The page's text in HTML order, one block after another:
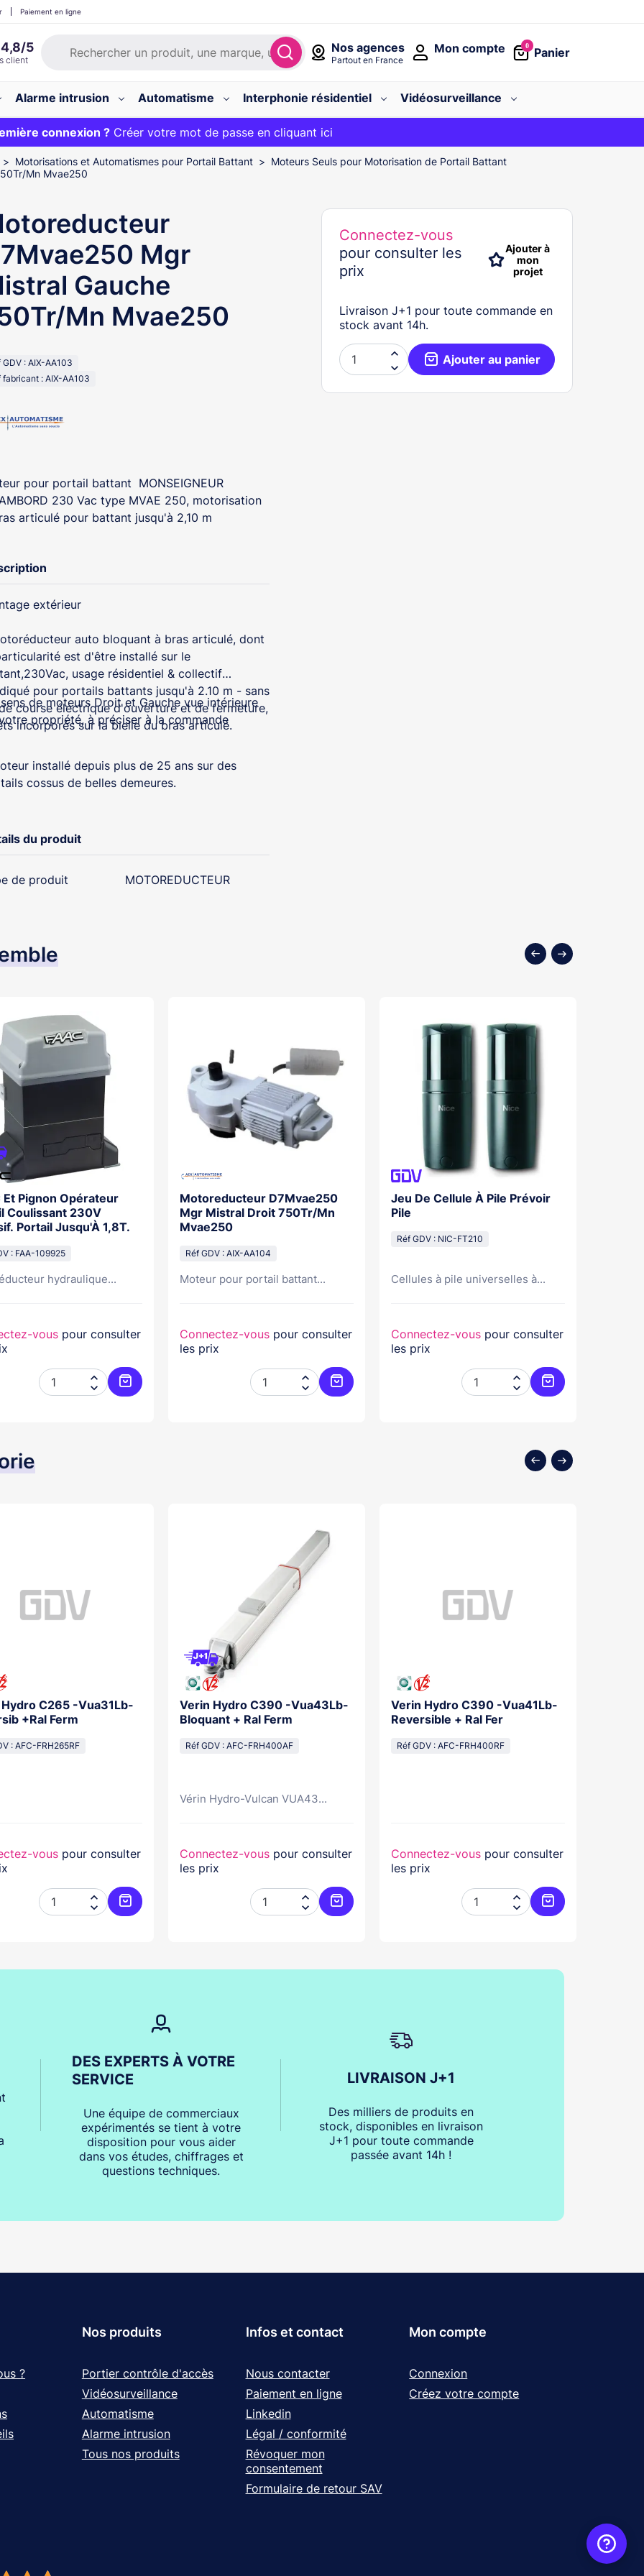
Nos agences
Partout en France
0
Panier
Mon compte
Paiement en ligne
Alarme intrusion Automatisme Interphonie résidentiel
Vidéosurveillance
OFFERT sur votre panier et livraison 24/48h gratuite avec le code
connexion ?Créer votre mot de passe en cliquant ici
:
Motorisations et Automatismes pour Portail Battant
Moteurs Seuls pour Motorisation de Portail Battant
Mn Mvae250
Mgr
Gauche
Mn Mvae250
GDV : AIX-AA103
fabricant : AIX-AA103
pour portail battant MONSEIGNEUR
230 Vac type MVAE 250, motorisation
articulé pour battant jusqu'à 2,10 m
extérieur
auto bloquant à bras articulé, dont
est d'être installé sur le
usage résidentiel & collectif
pour portails battants jusqu'à 2.10 m - sans
course électrique d'ouverture et de fermeture,
incorporés sur la bielle du bras articulé.
de moteurs Droit et Gauche vue intérieure
propriété, à préciser à la commande
installé depuis plus de 25 ans sur des
cossus de belles demeures.
du produit
de produit MOTOREDUCTEUR
Connectez-vous
pour consulter les
prix
Ajouter à
mon
projet
Livraison J+1 pour toute commande en
stock avant 14h.

 Ajouter au panier
Pignon Opérateur
Coulissant 230V
Portail Jusqu'À 1,8T.
: FAA-109925
hydraulique...
vous pour consulter


Ajouter au panier
Motoreducteur D7Mvae250
Mgr Mistral Droit 750Tr/Mn
Mvae250
Réf GDV : AIX-AA104
Moteur pour portail battant...
Connectez-vous pour consulter
les prix


Ajouter au panier
Jeu De Cellule À Pile Prévoir
Pile
Réf GDV : NIC-FT210
Cellules à pile universelles à...
Connectez-vous pour consulter
les prix


Ajouter au panier
C265 -Vua31Lb-
+Ral Ferm
: AFC-FRH265RF
vous pour consulter


Ajouter au panier
Verin Hydro C390 -Vua43Lb-
Bloquant + Ral Ferm
Réf GDV : AFC-FRH400AF
Vérin Hydro-Vulcan VUA43...
Connectez-vous pour consulter
les prix


Ajouter au panier
Verin Hydro C390 -Vua41Lb-
Reversible + Ral Fer
Réf GDV : AFC-FRH400RF
Connectez-vous pour consulter
les prix


Ajouter au panier
DES EXPERTS À VOTRE
SERVICE
Une équipe de commerciaux
expérimentés se tient à votre
disposition pour vous aider
dans vos études, chiffrages et
questions techniques.
LIVRAISON J+1
Des milliers de produits en
stock, disponibles en livraison
J+1 pour toute commande
passée avant 14h !
?
Nos produits
Portier contrôle d'accès
Vidéosurveillance
Automatisme
Alarme intrusion
Tous nos produits
Infos et contact
Nous contacter
Paiement en ligne
Linkedin
Légal / conformité
Révoquer mon
consentement
Formulaire de retour SAV
Mon compte
Connexion
Créez votre compte